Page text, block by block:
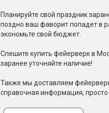
Бабочки, пчелы
Жуки
Факелы цветного огня
Планируйте свой праздник
поздно ваш фаворит попадет в
экономьте свой бюджет.
Спешите купить фейерверк в
заранее уточняйте наличие!
Также мы доставляем
справочная информация,